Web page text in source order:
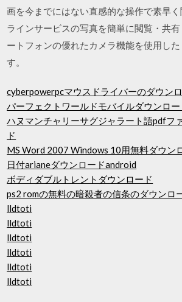
画を今までにはない直感的な操作で素早
ラインサービスの写真を簡単に閲覧・共
ートフォンの優れたカメラ機能を使用し
す。
cyberpowerpcマウスドライバーのダウン
パーフェクトワールドモバイルダウンロー
ハヌマンチャリーサグジャラート語pdfフ
ド
MS Word 2007 Windows 10用無料ダウン
日付arianeダウンロードandroid
ボディダブルトレントダウンロード
ps2 romの無料の暗殺者の信条のダウンロ
lldtoti
lldtoti
lldtoti
lldtoti
lldtoti
lldtoti